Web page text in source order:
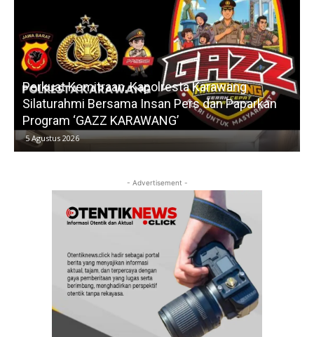
Maju Pilbpd Walahar, Sihabudin Nomor Urut 1
Siap Bawa Perubahan Berkarakter ‘GAHAR’
5 Agustus 2026
- Advertisement -